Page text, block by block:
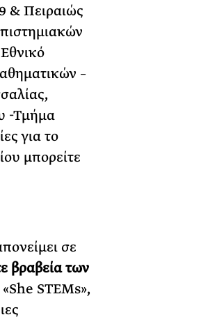
& Πειραιώς
–
-Τμήμα
για το
μπορείτε
σε
βραβεία των
STEMs»,